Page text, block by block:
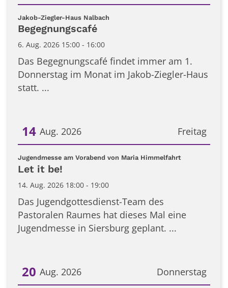
Datum: 6. August 2026
Jakob-Ziegler-Haus Nalbach
Begegnungscafé
6. Aug. 2026 15:00 - 16:00
Das Begegnungscafé findet immer am 1.
Donnerstag im Monat im Jakob-Ziegler-Haus
statt. ...
Freitag
14 Aug. 2026
Datum: 14. August 2026
Jugendmesse am Vorabend von Maria Himmelfahrt:
Let it be!
14. Aug. 2026 18:00 - 19:00
Das Jugendgottesdienst-Team des
Pastoralen Raumes hat dieses Mal eine
Jugendmesse in Siersburg geplant. ...
Donnerstag
20 Aug. 2026